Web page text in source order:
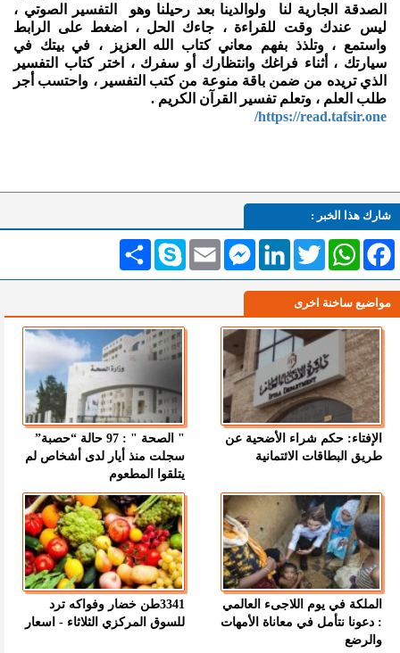
الصدقة الجارية لنا ولوالدينا بعد رحيلنا وهو التفسير الصوتي ،
ليس عندك وقت للقراءة ، جاءك الحل ، اضغط على الرابط
واستمع ، وتلذذ بفهم معاني كتاب الله العزيز ، في بيتك في
سيارتك ، أثناء فراغك وانتظارك أو سفرك ، اختر كتاب التفسير
الذي تريده من ضمن باقة منوعة من كتب التفسير ، واحتسب أجر
طلب العلم ، وتعلم تفسير القرآن الكريم .
https://read.tafsir.one/
شارك هذا الخبر :
انشر Skype Email
MessengerLinkedInTwitterWhatsAppFacebook
مواضيع ساخنة اخرى
الإفتاء: حكم شراء الأضحية عن
طريق البطاقات الائتمانية
" الصحة " : 97 حالة “حصبة”
سجلت منذ أيار لدى أشخاص لم
يتلقوا المطعوم
الملكة في يوم اللاجىء العالمي
: دعونا نتأمل في معاناة الأمهات
والرضع
3341طن خضار وفواكه ترد
للسوق المركزي الثلاثاء - اسعار